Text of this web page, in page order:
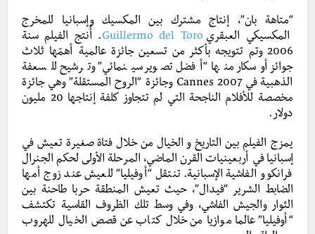
“متاهة بان”، إنتاج مشترك بين المكسيك وإسبانيا للمخرج
المكسيكي العبقري Guillermo del Toro. أُنتج الفيلم سنة
2006 وتم تتويجه بأكثر من تسعين جائزة عالمية أهمّها ثلاث
جوائز أوسكار منها “أفضل تصوير سينمائي” وترشيح للسعفة
الذهبية في Cannes 2007 وجائزة “الروح المستقلة” وهي جائزة
مخصصة للأفلام الناجحة التي لم تتجاوز كلفة إنتاجها 20 مليون
دولار.
يمزج الفيلم بين التاريخ و الخيال من خلال فتاة صغيرة تعيش في
إسبانيا في أربعينيات القرن الماضي، المرحلة الأولى لحكم الجنرال
فرانكو و الفاشية الإسبانية. تنتقل “أوفيليا” للعيش عند زوج أمها
الضابط الشرير “فيدال”، حيث تعيش المنطقة حربا طاحنة بين
الثوار والجيش الفاشي، وفي وسط تلك الظروف القاسية تكتشف
“أوفيليا” عالما موازيا من خلال كتاب عن قصص الخيال للهروب